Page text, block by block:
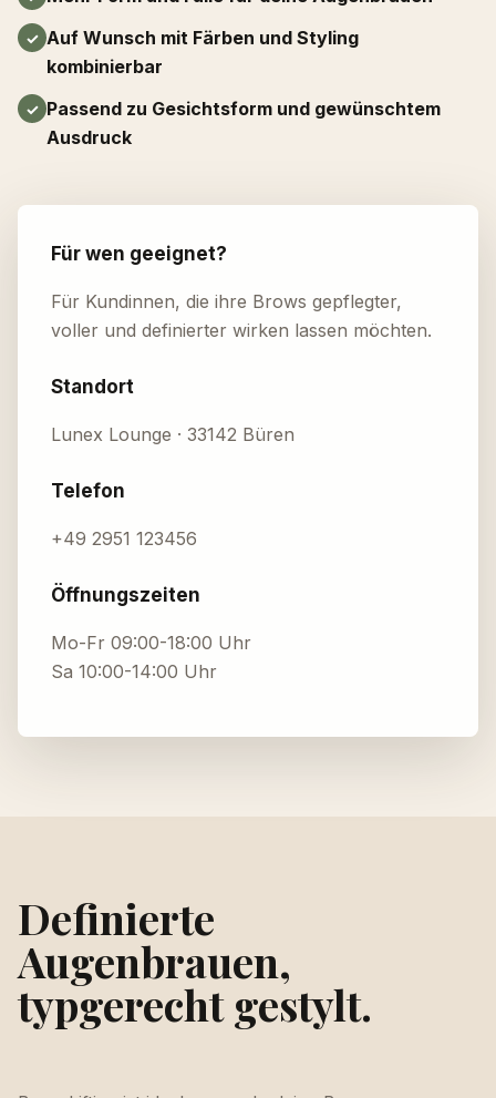
Auf Wunsch mit Färben und Styling
kombinierbar
Passend zu Gesichtsform und gewünschtem
Ausdruck
Für wen geeignet?
Für Kundinnen, die ihre Brows gepflegter,
voller und definierter wirken lassen möchten.
Standort
Lunex Lounge · 33142 Büren
Telefon
+49 2951 123456
Öffnungszeiten
Mo-Fr 09:00-18:00 Uhr
Sa 10:00-14:00 Uhr
Definierte
Augenbrauen,
typgerecht gestylt.